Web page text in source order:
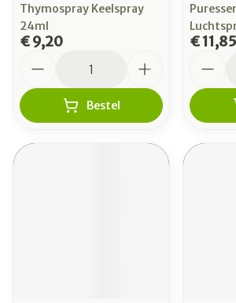
Thymospray Keelspray
24ml
€ 9,20
Bestel
€ 11,85